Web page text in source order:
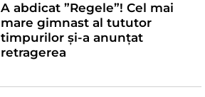
A abdicat ”Regele”! Cel mai
mare gimnast al tututor
timpurilor și-a anunțat
retragerea